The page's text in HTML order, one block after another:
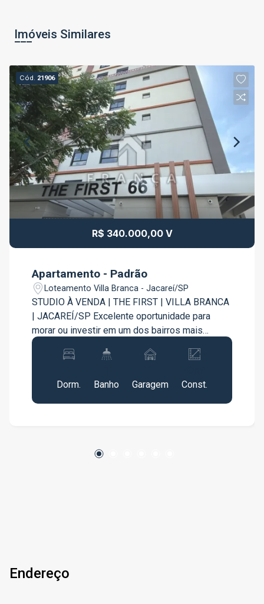
Imóveis Similares
Cód. 21906
R$ 340.000,00 V
Apartamento - Padrão
Loteamento Villa Branca - Jacareí/SP
STUDIO À VENDA | THE FIRST | VILLA BRANCA
| JACAREÍ/SP Excelente oportunidade para
morar ou investir em um dos bairros mais
valorizados de Jacareí. Este studio com 1
dormitório no empreendimento The First
vida moderno, ideal para quem busca
funcionalidade em uma localização estratégica.
serviços essenciais, comércio, escolas e áreas
opção tanto para moradia quanto para
investimento, em uma região com alta demanda
Dorm.
Banho
Garagem
Const.
Endereço